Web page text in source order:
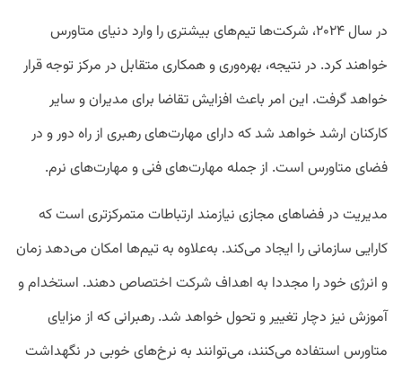
در سال ۲۰۲۴، شرکت‌ها تیم‌های بیشتری را وارد دنیای متاورس
خواهند کرد. در نتیجه، بهره‌وری و همکاری متقابل در مرکز توجه قرار
خواهد گرفت. این امر باعث افزایش تقاضا برای مدیران و سایر
کارکنان ارشد خواهد شد که دارای مهارت‌های رهبری از راه دور و در
فضای متاورس است. از جمله مهارت‌های فنی و مهارت‌های نرم.
مدیریت در فضاهای مجازی نیازمند ارتباطات متمرکزتری است که
کارایی سازمانی را ایجاد می‌کند. به‌علاوه به تیم‌ها امکان می‌دهد زمان
و انرژی خود را مجددا به اهداف شرکت اختصاص دهند. استخدام و
آموزش نیز دچار تغییر و تحول خواهد شد. رهبرانی که از مزایای
متاورس استفاده می‌کنند، می‌توانند به نرخ‌های خوبی در نگهداشت